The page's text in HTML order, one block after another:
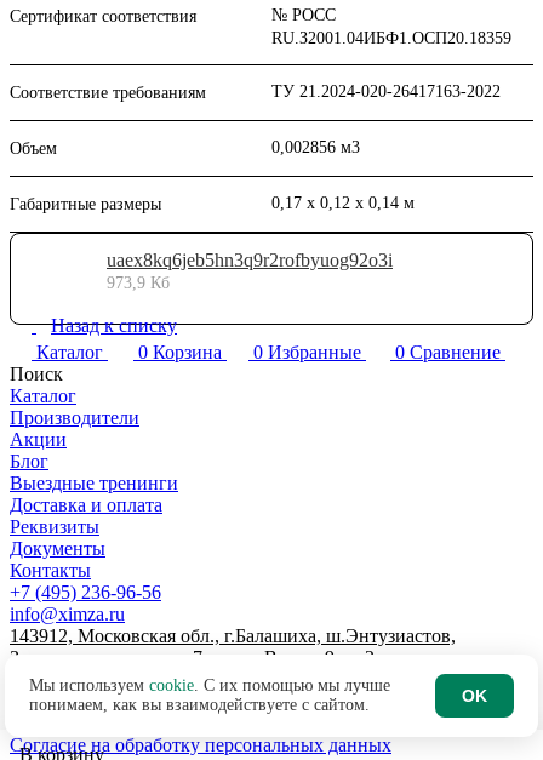
В корзину
Сертификат соответствия
№ РОСС
RU.З2001.04ИБФ1.ОСП20.18359
Соответствие требованиям ТУ 21.2024-020-26417163-2022
Объем 0,002856 м3
Габаритные размеры 0,17 х 0,12 х 0,14 м
uaex8kq6jeb5hn3q9r2rofbyuog92o3i
973,9 Кб
Назад к списку
Каталог
0 Корзина 0 Избранные 0 Сравнение
Поиск
Каталог
Производители
Акции
Блог
Выездные тренинги
Доставка и оплата
Реквизиты
Документы
Контакты
+7 (495) 236-96-56
info@ximza.ru
143912, Московская обл., г.Балашиха, ш.Энтузиастов,
Западная промзона, д.7, литер В, пом.9, эт.2
© 2026 ООО "ХИМЗАЩИТА"
Договор-оферта интернет-магазина
Согласие на обработку персональных данных
Мы используем cookie. С их помощью мы лучше
понимаем, как вы взаимодействуете с сайтом.
OK